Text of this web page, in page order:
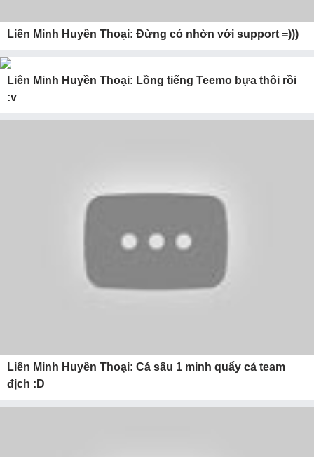
Liên Minh Huyền Thoại: Đừng có nhờn với support =)))
Liên Minh Huyền Thoại: Lồng tiếng Teemo bựa thôi rồi
:v
Liên Minh Huyền Thoại: Cá sấu 1 minh quẩy cả team
địch :D